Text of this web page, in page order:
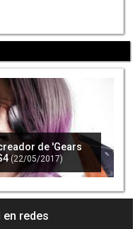
de 'Gears
(22/05/2017)
en redes